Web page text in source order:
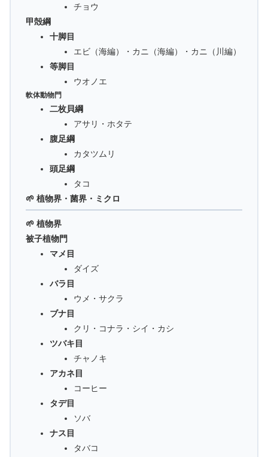
チョウ
甲殻綱
十脚目
エビ（海編）・カニ（海編）・カニ（川編）
等脚目
ウオノエ
軟体動物門
二枚貝綱
アサリ・ホタテ
腹足綱
カタツムリ
頭足綱
タコ
🌱 植物界・菌界・ミクロ
🌱 植物界
被子植物門
マメ目
ダイズ
バラ目
ウメ・サクラ
ブナ目
クリ・コナラ・シイ・カシ
ツバキ目
チャノキ
アカネ目
コーヒー
タデ目
ソバ
ナス目
タバコ